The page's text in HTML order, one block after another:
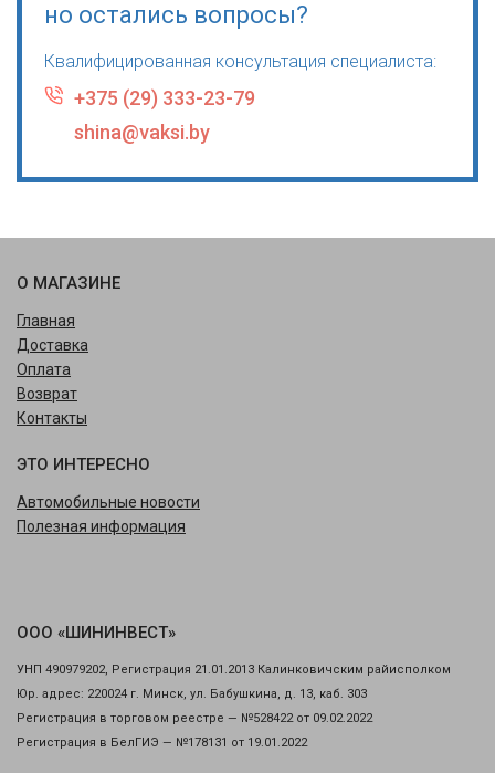
но остались вопросы?
Квалифицированная консультация специалиста:
+375 (29) 333-23-79
shina@vaksi.by
О МАГАЗИНЕ
Главная
Доставка
Оплата
Возврат
Контакты
ЭТО ИНТЕРЕСНО
Автомобильные новости
Полезная информация
ООО «ШИНИНВЕСТ»
УНП 490979202, Регистрация 21.01.2013 Калинковичским райисполком
Юр. адрес: 220024 г. Минск, ул. Бабушкина, д. 13, каб. 303
Регистрация в торговом реестре — №528422 от 09.02.2022
Регистрация в БелГИЭ — №178131 от 19.01.2022